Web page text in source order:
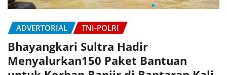
ADVERTORIAL TNI-POLRI
Bhayangkari Sultra Hadir
Menyalurkan150 Paket Bantuan